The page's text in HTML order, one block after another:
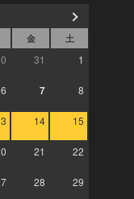
金 土
31 1
6 7 8
14 15
21 22
28 29